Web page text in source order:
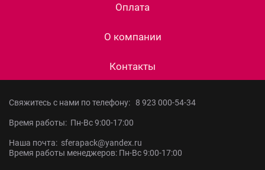
Оплата
О компании
Контакты
Свяжитесь с нами по телефону: 8 923 000-54-34
Время работы: Пн-Вс 9:00-17:00
Наша почта: sferapack@yandex.ru
Время работы менеджеров: Пн-Вс 9:00-17:00